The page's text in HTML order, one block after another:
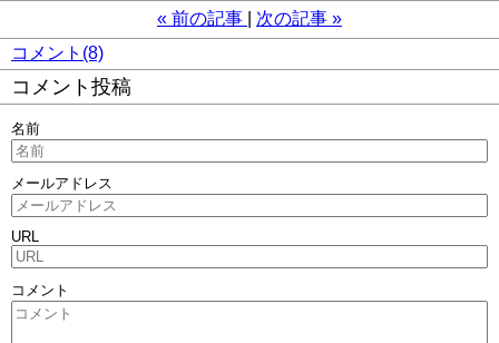
« 前の記事 次の記事 »
コメント(8)
コメント投稿
名前
メールアドレス
URL
コメント